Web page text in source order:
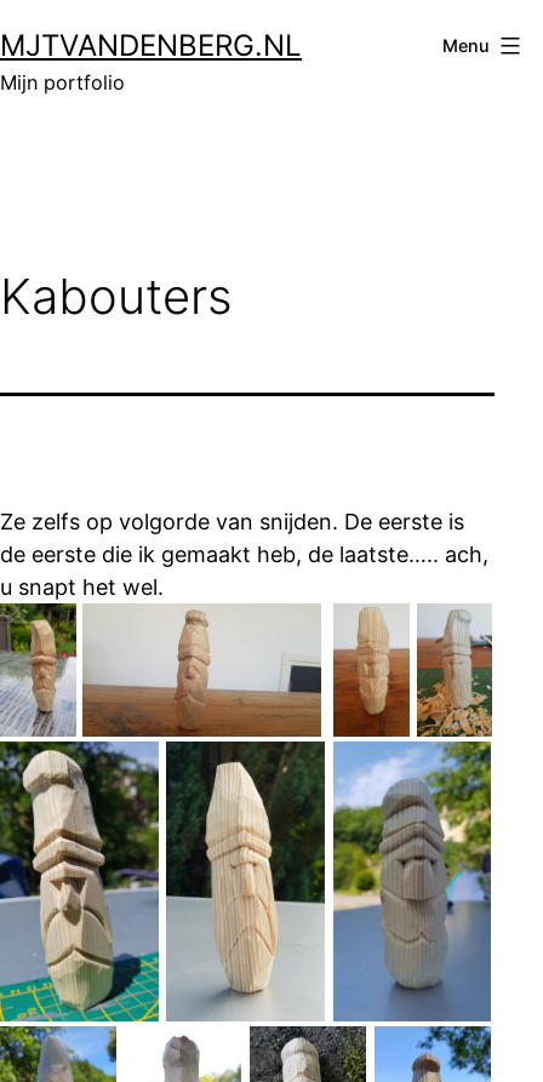
naar
de
MJTVANDENBERG.NL
Mijn portfolio
Menu
Kabouters
Ze zelfs op volgorde van snijden. De eerste is
de eerste die ik gemaakt heb, de laatste….. ach,
u snapt het wel.